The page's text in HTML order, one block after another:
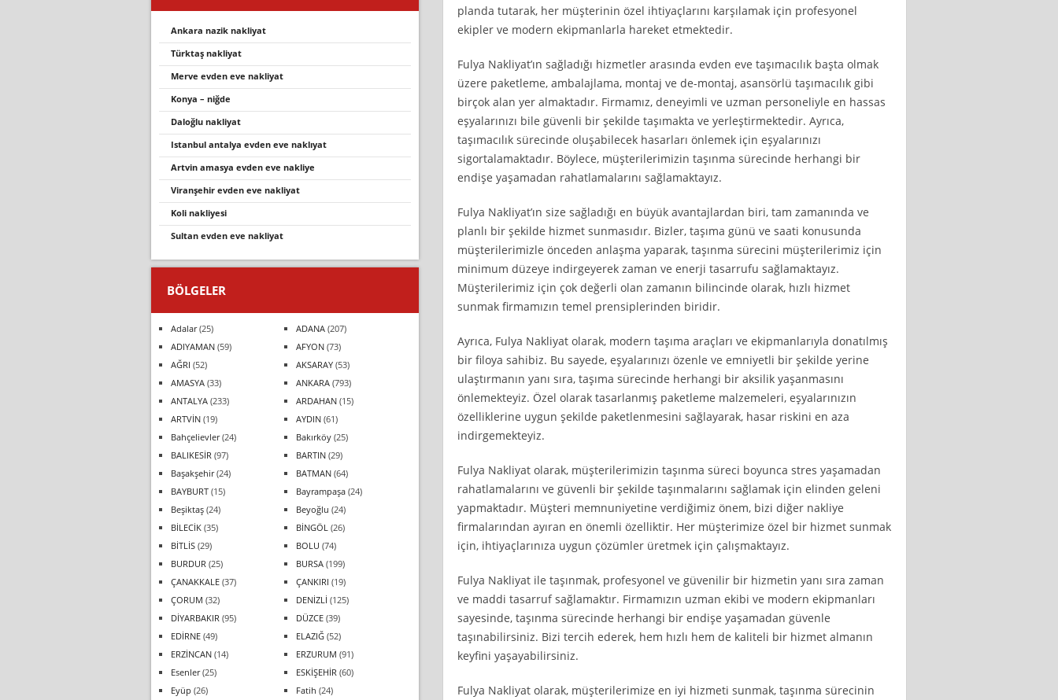
planda tutarak, her müşterinin özel ihtiyaçlarını karşılamak için profesyonel
ekipler ve modern ekipmanlarla hareket etmektedir.
Fulya Nakliyat’ın sağladığı hizmetler arasında evden eve taşımacılık başta olmak
üzere paketleme, ambalajlama, montaj ve de-montaj, asansörlü taşımacılık gibi
birçok alan yer almaktadır. Firmamız, deneyimli ve uzman personeliyle en hassas
eşyalarınızı bile güvenli bir şekilde taşımakta ve yerleştirmektedir. Ayrıca,
taşımacılık sürecinde oluşabilecek hasarları önlemek için eşyalarınızı
sigortalamaktadır. Böylece, müşterilerimizin taşınma sürecinde herhangi bir
endişe yaşamadan rahatlamalarını sağlamaktayız.
Fulya Nakliyat’ın size sağladığı en büyük avantajlardan biri, tam zamanında ve
planlı bir şekilde hizmet sunmasıdır. Bizler, taşıma günü ve saati konusunda
müşterilerimizle önceden anlaşma yaparak, taşınma sürecini müşterilerimiz için
minimum düzeye indirgeyerek zaman ve enerji tasarrufu sağlamaktayız.
Müşterilerimiz için çok değerli olan zamanın bilincinde olarak, hızlı hizmet
sunmak firmamızın temel prensiplerinden biridir.
Ayrıca, Fulya Nakliyat olarak, modern taşıma araçları ve ekipmanlarıyla donatılmış
bir filoya sahibiz. Bu sayede, eşyalarınızı özenle ve emniyetli bir şekilde yerine
ulaştırmanın yanı sıra, taşıma sürecinde herhangi bir aksilik yaşanmasını
önlemekteyiz. Özel olarak tasarlanmış paketleme malzemeleri, eşyalarınızın
özelliklerine uygun şekilde paketlenmesini sağlayarak, hasar riskini en aza
indirgemekteyiz.
Fulya Nakliyat olarak, müşterilerimizin taşınma süreci boyunca stres yaşamadan
rahatlamalarını ve güvenli bir şekilde taşınmalarını sağlamak için elinden geleni
yapmaktadır. Müşteri memnuniyetine verdiğimiz önem, bizi diğer nakliye
firmalarından ayıran en önemli özelliktir. Her müşterimize özel bir hizmet sunmak
için, ihtiyaçlarınıza uygun çözümler üretmek için çalışmaktayız.
Fulya Nakliyat ile taşınmak, profesyonel ve güvenilir bir hizmetin yanı sıra zaman
ve maddi tasarruf sağlamaktır. Firmamızın uzman ekibi ve modern ekipmanları
sayesinde, taşınma sürecinde herhangi bir endişe yaşamadan güvenle
taşınabilirsiniz. Bizi tercih ederek, hem hızlı hem de kaliteli bir hizmet almanın
keyfini yaşayabilirsiniz.
Fulya Nakliyat olarak, müşterilerimize en iyi hizmeti sunmak, taşınma sürecinin
ankara nazi̇k nakli̇yat
türktaş nakli̇yat
merve evden eve nakliyat
konya – ni̇ğde
daloğlu nakli̇yat
istanbul antalya evden eve nakliyat
artvin amasya evden eve nakliye
viranşehir evden eve nakliyat
koli nakliyesi
sultan evden eve nakliyat
BÖLGELER
Adalar(25) ADANA (207)
ADIYAMAN (59) AFYON (73)
AĞRI (52) AKSARAY (53)
AMASYA (33) ANKARA (793)
ANTALYA (233) ARDAHAN (15)
ARTVİN (19) AYDIN (61)
Bahçelievler(24) Bakırköy (25)
BALIKESİR (97) BARTIN (29)
Başakşehir(24) BATMAN (64)
BAYBURT (15) Bayrampaşa (24)
Beşiktaş (24) Beyoğlu (24)
BİLECİK (35) BİNGÖL (26)
BİTLİS (29) BOLU (74)
BURDUR (25) BURSA (199)
ÇANAKKALE (37) ÇANKIRI (19)
ÇORUM (32) DENİZLİ (125)
DİYARBAKIR (95) DÜZCE (39)
EDİRNE (49) ELAZIĞ (52)
ERZİNCAN (14) ERZURUM (91)
Esenler(25) ESKİŞEHİR (60)
Eyüp (26) Fatih (24)